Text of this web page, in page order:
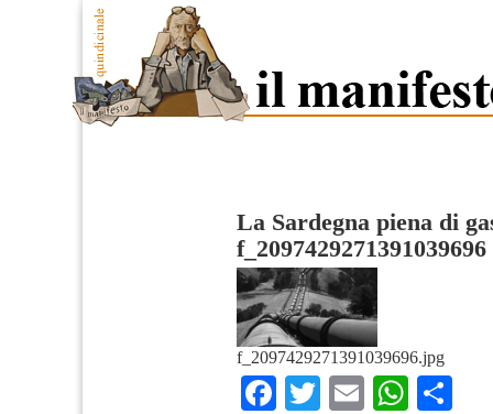
La Sardegna piena di
f_2097429271391039696
f_2097429271391039696.jpg
Facebook
TwitterEmail